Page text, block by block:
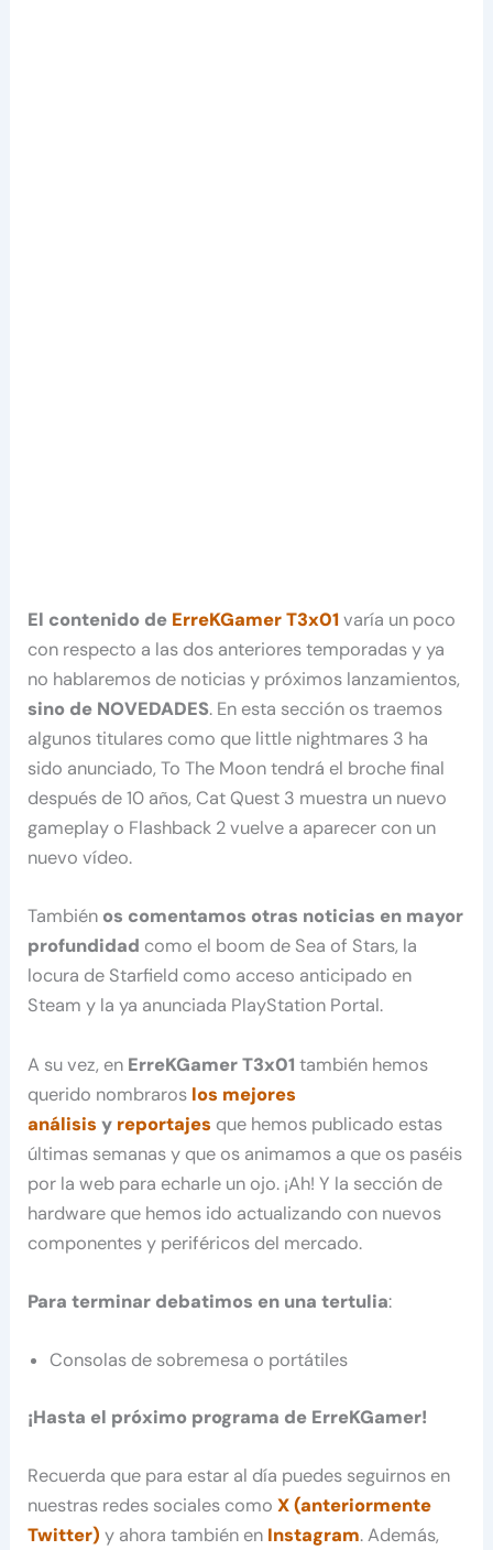
El contenido de ErreKGamer T3x01 varía un poco
con respecto a las dos anteriores temporadas y ya
no hablaremos de noticias y próximos lanzamientos,
sino de NOVEDADES. En esta sección os traemos
algunos titulares como que little nightmares 3 ha
sido anunciado, To The Moon tendrá el broche final
después de 10 años, Cat Quest 3 muestra un nuevo
gameplay o Flashback 2 vuelve a aparecer con un
nuevo vídeo.
También os comentamos otras noticias en mayor
profundidad como el boom de Sea of Stars, la
locura de Starfield como acceso anticipado en
Steam y la ya anunciada PlayStation Portal.
A su vez, en ErreKGamer T3x01 también hemos
querido nombraros los mejores
análisis y reportajes que hemos publicado estas
últimas semanas y que os animamos a que os paséis
por la web para echarle un ojo. ¡Ah! Y la sección de
hardware que hemos ido actualizando con nuevos
componentes y periféricos del mercado.
Para terminar debatimos en una tertulia:
Consolas de sobremesa o portátiles
¡Hasta el próximo programa de ErreKGamer!
Recuerda que para estar al día puedes seguirnos en
nuestras redes sociales comoX (anteriormente
Twitter) y ahora también en Instagram. Además,